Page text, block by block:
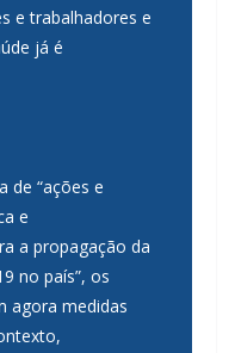
e trabalhadores e
já é
de “ações e
e
a propagação da
no país”, os
agora medidas